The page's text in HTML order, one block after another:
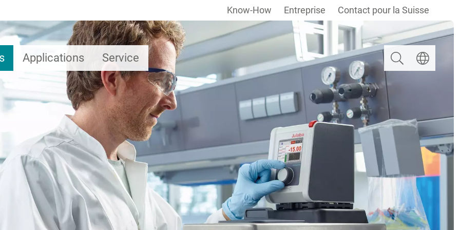
Applications Service
Know-How Entreprise Contact pour la Suisse
RechercherSelect